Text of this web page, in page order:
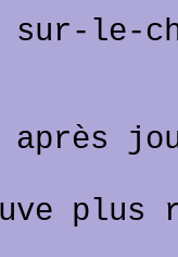
le-
après
plus